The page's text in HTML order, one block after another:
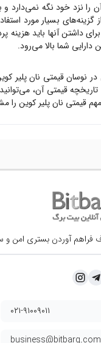
را نزد خود نگه نمی‌دارد
بسیار مورد
داشتن آنها باید هزینه
شما بالا می‌رود.
در نوسان قیمتی نان پلیر
قیمتی آن،
قیمتی نان پلیر کوین را
بستری امن و
business@bitbarg.com
۰۲۱-۹۱۰۰۹۰۱۱